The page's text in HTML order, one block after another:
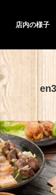
店内の様子
en3